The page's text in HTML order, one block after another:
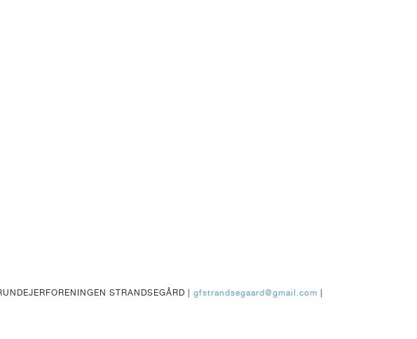
STRANDSEGÅRD | gfstrandsegaard@gmail.com